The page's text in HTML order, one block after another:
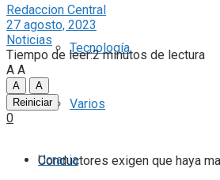
Tecnología
Varios
Ucrania
Redaccion Central
27 agosto, 2023
Noticias
Tiempo de leer:2 minutos de lectura
A A
A
A
Reiniciar
0
Conductores exigen que haya